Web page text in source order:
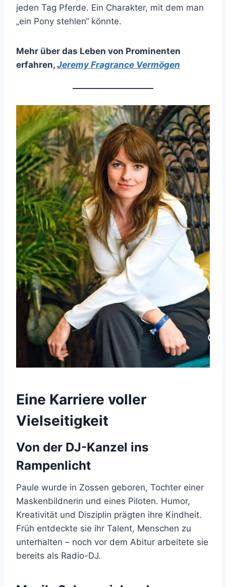
jeden Tag Pferde. Ein Charakter, mit dem man
„ein Pony stehlen“ könnte.
Mehr über das Leben von Prominenten
erfahren, Jeremy Fragrance Vermögen
Eine Karriere voller
Vielseitigkeit
Von der DJ-Kanzel ins
Rampenlicht
Paule wurde in Zossen geboren, Tochter einer
Maskenbildnerin und eines Piloten. Humor,
Kreativität und Disziplin prägten ihre Kindheit.
Früh entdeckte sie ihr Talent, Menschen zu
unterhalten – noch vor dem Abitur arbeitete sie
bereits als Radio-DJ.